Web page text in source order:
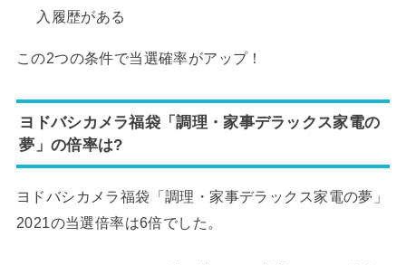
入履歴がある
この2つの条件で当選確率がアップ！
ヨドバシカメラ福袋「調理・家事デラックス家電の
夢」の倍率は?
ヨドバシカメラ福袋「調理・家事デラックス家電の夢」
2021の当選倍率は6倍でした。